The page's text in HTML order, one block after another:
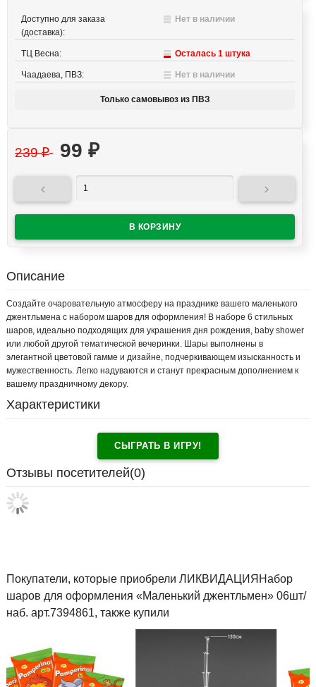
Доступно для заказа
(доставка):
Нет в наличии
ТЦ Весна: Осталась 1 штука
Чаадаева, ПВЗ: Нет в наличии
Только самовывоз из ПВЗ
239₽ 99 ₽
 
Описание
Создайте очаровательную атмосферу на празднике вашего маленького
джентльмена с набором шаров для оформления! В наборе 6 стильных
шаров, идеально подходящих для украшения дня рождения, baby shower
или любой другой тематической вечеринки. Шары выполнены в
элегантной цветовой гамме и дизайне, подчеркивающем изысканность и
мужественность. Легко надуваются и станут прекрасным дополнением к
вашему праздничному декору.
Характеристики
СЫГРАТЬ В ИГРУ!
Отзывы посетителей(0)
Покупатели, которые приобрели ЛИКВИДАЦИЯНабор
шаров для оформления «Маленький джентльмен» 06шт/
наб. арт.7394861, также купили